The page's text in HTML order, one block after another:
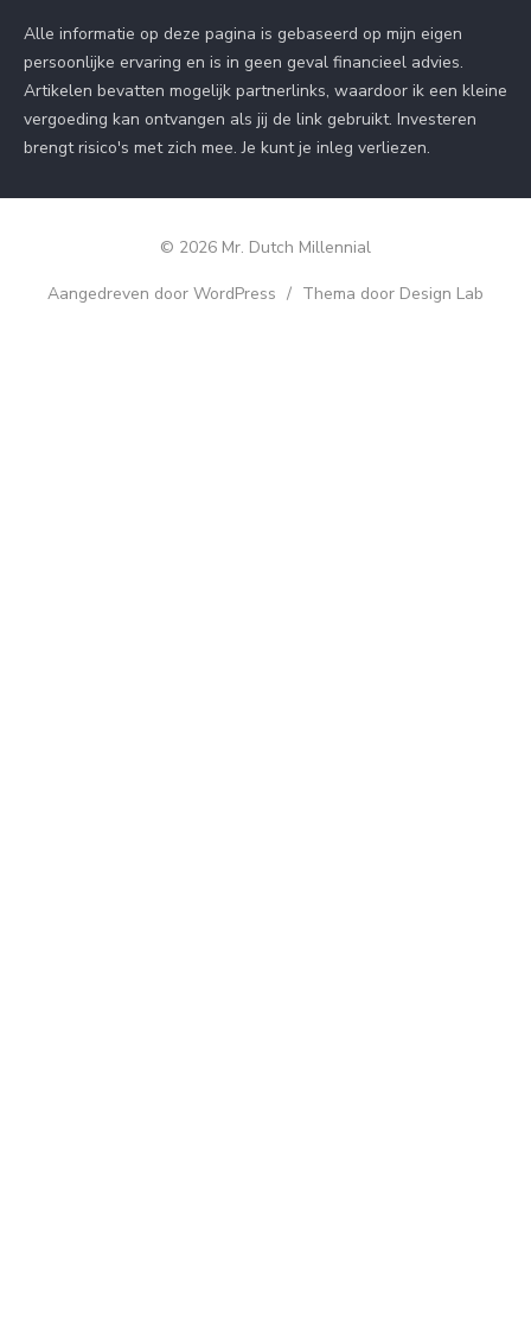
Alle informatie op deze pagina is gebaseerd op mijn eigen
persoonlijke ervaring en is in geen geval financieel advies.
Artikelen bevatten mogelijk partnerlinks, waardoor ik een kleine
vergoeding kan ontvangen als jij de link gebruikt. Investeren
brengt risico's met zich mee. Je kunt je inleg verliezen.
© 2026 Mr. Dutch Millennial
Aangedreven door WordPress / Thema door Design Lab